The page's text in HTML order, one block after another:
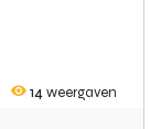
14weergaven